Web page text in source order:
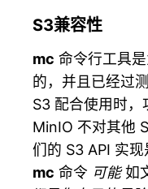
S3兼容性
mc 命令行工具
的，并且已经过
S3 配合使用时，
MinIO 不对其他
们的 S3 API 实
mc 命令 可能如